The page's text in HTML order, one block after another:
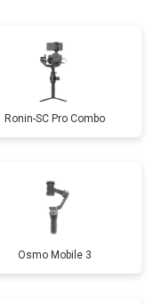
Ronin-SC Pro Combo
Osmo Mobile 3